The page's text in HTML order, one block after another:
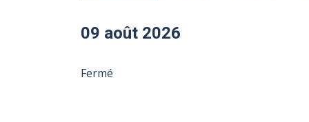
09 août 2026
Fermé